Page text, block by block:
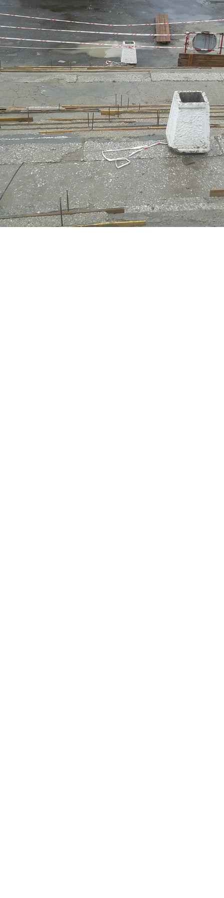
Перейти к основному содержанию